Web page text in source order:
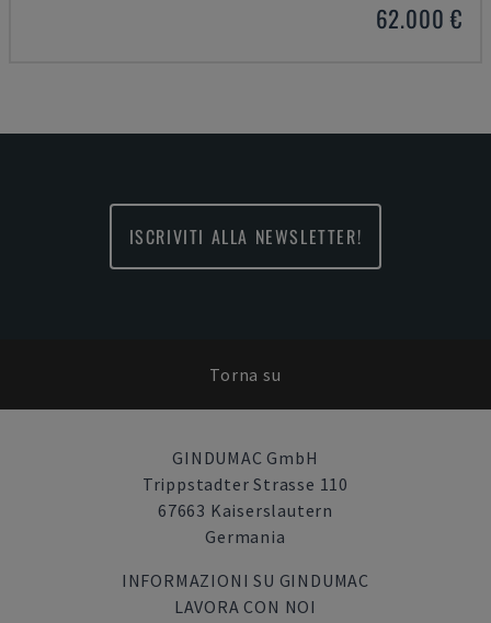
62.000 €
ISCRIVITI ALLA NEWSLETTER!
Torna su
GINDUMAC GmbH
Trippstadter Strasse 110
67663 Kaiserslautern
Germania
INFORMAZIONI SU GINDUMAC
LAVORA CON NOI